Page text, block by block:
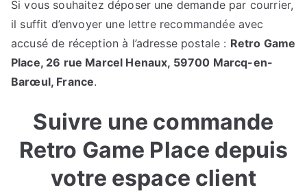
Si vous souhaitez déposer une demande par courrier,
il suffit d’envoyer une lettre recommandée avec
accusé de réception à l’adresse postale : Retro Game
Place, 26 rue Marcel Henaux, 59700 Marcq-en-
Barœul, France.
Suivre une commande
Retro Game Place depuis
votre espace client